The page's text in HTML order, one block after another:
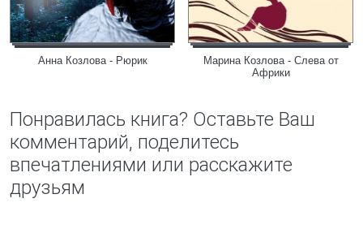
Анна Козлова - Рюрик
Марина Козлова - Слева от
Африки
Понравилась книга? Оставьте Ваш
комментарий, поделитесь
впечатлениями или расскажите
друзьям